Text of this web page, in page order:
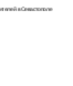
в Севастополе